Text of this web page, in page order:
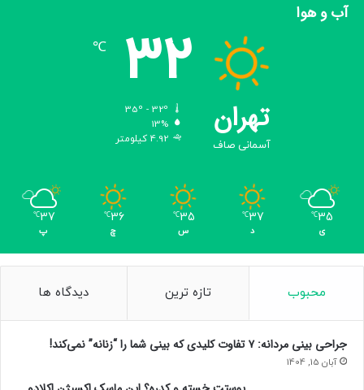
آب و هوا
تهران
آسمانی صاف
32
℃
13%
4.92 کیلومتر
35
℃
ی
37
℃
د
35
℃
س
36
℃
چ
37
℃
پ
محبوب تازه ترین دیدگاه ها
جراحی بینی مردانه: ۷ تفاوت کلیدی که بینی شما را “زنانه” نمی‌کند!
آبان 15, 1404